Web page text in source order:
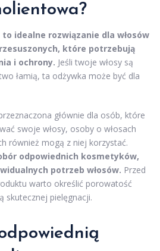
idealne rozwiązanie dla włosów
które potrzebują
i ochrony. Jeśli twoje włosy są
łamią, ta odżywka może być dla
głównie dla osób, które
swoje włosy, osoby o włosach
również mogą z niej korzystać.
odpowiednich kosmetyków,
potrzeb włosów. Przed
warto określić porowatość
skutecznej pielęgnacji.